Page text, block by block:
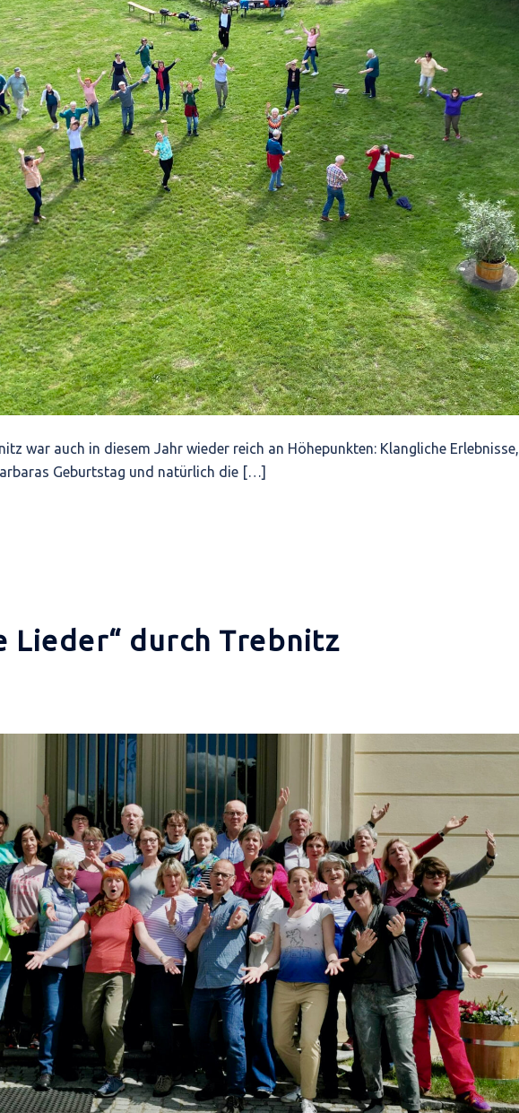
war auch in diesem Jahr wieder reich an Höhepunkten: Klangliche Erlebnisse,
Geburtstag und natürlich die […]
Lieder“ durch Trebnitz